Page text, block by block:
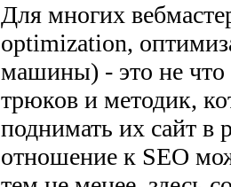
Для многих
optimization,
машины) - это не что
трюков и методик,
поднимать их сайт в
отношение к SEO